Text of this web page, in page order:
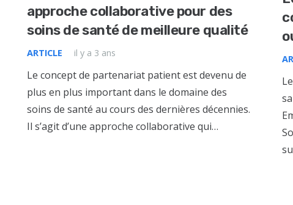
approche collaborative pour des
soins de santé de meilleure qualité
ARTICLE il y a 3 ans
Le concept de partenariat patient est devenu de
plus en plus important dans le domaine des
soins de santé au cours des dernières décennies.
Il s’agit d’une approche collaborative qui…